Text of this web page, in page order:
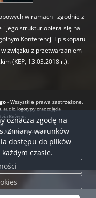
w ramach i zgodnie z
i jego struktur opiera się na
Konferencji Episkopatu
związku z przetwarzaniem
(KEP, 13.03.2018 r.).
- Wszystkie prawa zastrzeżone.
audio, logotypy oraz zdjęcia
Bożego.
Strony Parafialne
oznacza zgodę na
Zmiany warunków
dostępu do plików
czasie.